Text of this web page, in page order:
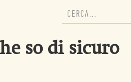
so di sicuro